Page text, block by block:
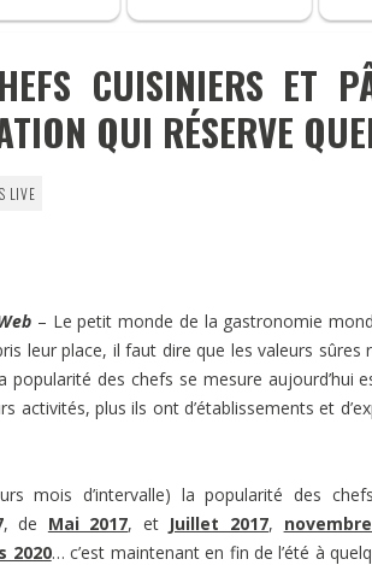
CUISINIERS ET
QUI RÉSERVE
LIVE
– Le petit monde de la gastronomie
leur place, il faut dire que les valeurs
des chefs se mesure aujourd’hui
activités, plus ils ont d’établissements et
mois d’intervalle) la popularité des
, de Mai 2017, et Juillet 2017,
2020… c’est maintenant en fin de l’été à